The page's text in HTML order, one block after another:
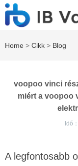
Home > Cikk > Blog
voopoo vinci
miért a voopoo
Idő
A legfontosabb